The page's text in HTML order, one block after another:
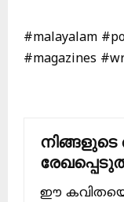
#malayalam
#magazines
നിങ്ങളുടെ
ഈ കവിതയെ